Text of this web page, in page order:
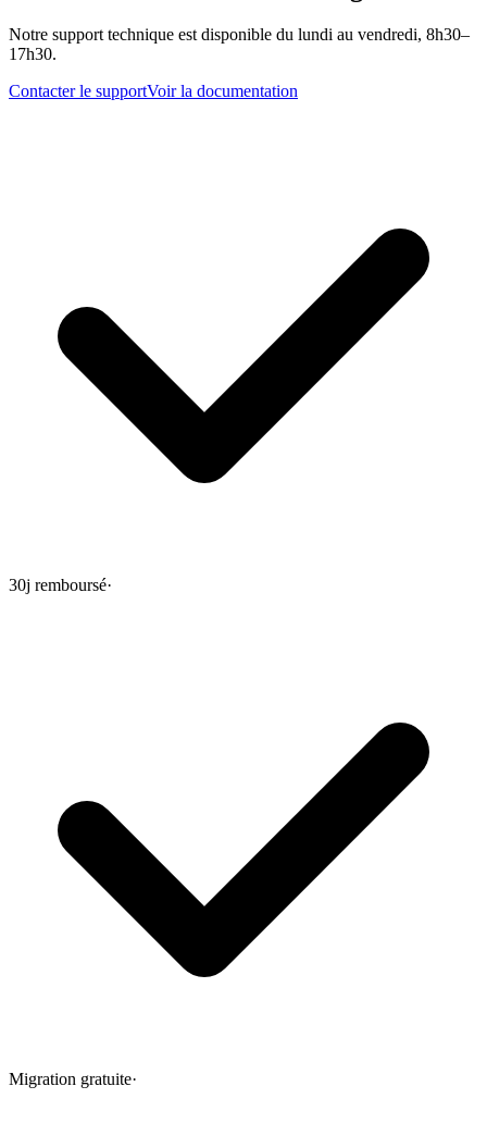
Notre support technique est disponible du lundi au vendredi, 8h30–
17h30.
Contacter le supportVoir la documentation
30j remboursé·
Migration gratuite·